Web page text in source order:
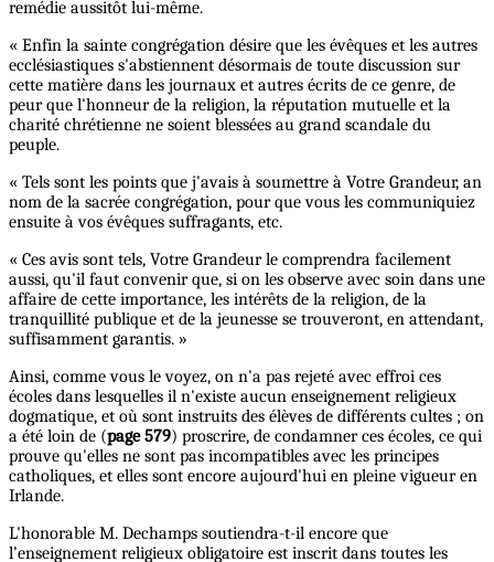
remédie aussitôt lui-même.
« Enfin la sainte congrégation désire que les évêques et les autres
ecclésiastiques s'abstiennent désormais de toute discussion sur
cette matière dans les journaux et autres écrits de ce genre, de
peur que l'honneur de la religion, la réputation mutuelle et la
charité chrétienne ne soient blessées au grand scandale du
peuple.
« Tels sont les points que j'avais à soumettre à Votre Grandeur, an
nom de la sacrée congrégation, pour que vous les communiquiez
ensuite à vos évêques suffragants, etc.
« Ces avis sont tels, Votre Grandeur le comprendra facilement
aussi, qu'il faut convenir que, si on les observe avec soin dans une
affaire de cette importance, les intérêts de la religion, de la
tranquillité publique et de la jeunesse se trouveront, en attendant,
suffisamment garantis. »
Ainsi, comme vous le voyez, on n'a pas rejeté avec effroi ces
écoles dans lesquelles il n'existe aucun enseignement religieux
dogmatique, et où sont instruits des élèves de différents cultes ; on
a été loin de (page 579) proscrire, de condamner ces écoles, ce qui
prouve qu'elles ne sont pas incompatibles avec les principes
catholiques, et elles sont encore aujourd'hui en pleine vigueur en
Irlande.
L'honorable M. Dechamps soutiendra-t-il encore que
l’enseignement religieux obligatoire est inscrit dans toutes les